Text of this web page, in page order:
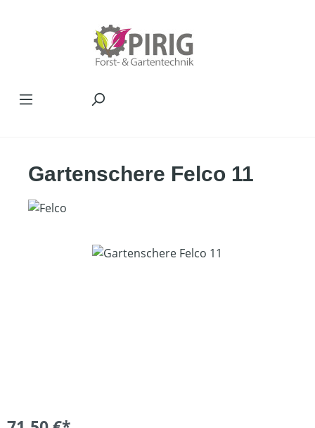
Gartenschere Felco 11
Bildergalerie überspringen